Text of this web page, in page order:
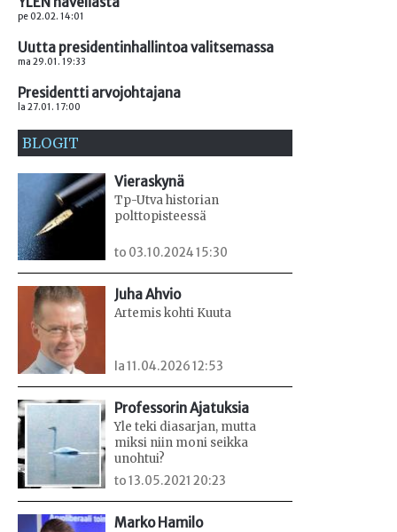
pe 02.02. 14:01
Uutta presidentinhallintoa valitsemassa
ma 29.01. 19:33
Presidentti arvojohtajana
la 27.01. 17:00
BLOGIT
Vieraskynä
Tp-Utva historian
polttopisteessä
to 03.10.2024 15:30
Juha Ahvio
Artemis kohti Kuuta
la 11.04.2026 12:53
Professorin Ajatuksia
Yle teki diasarjan, mutta
miksi niin moni seikka
unohtui?
to 13.05.2021 20:23
Marko Hamilo